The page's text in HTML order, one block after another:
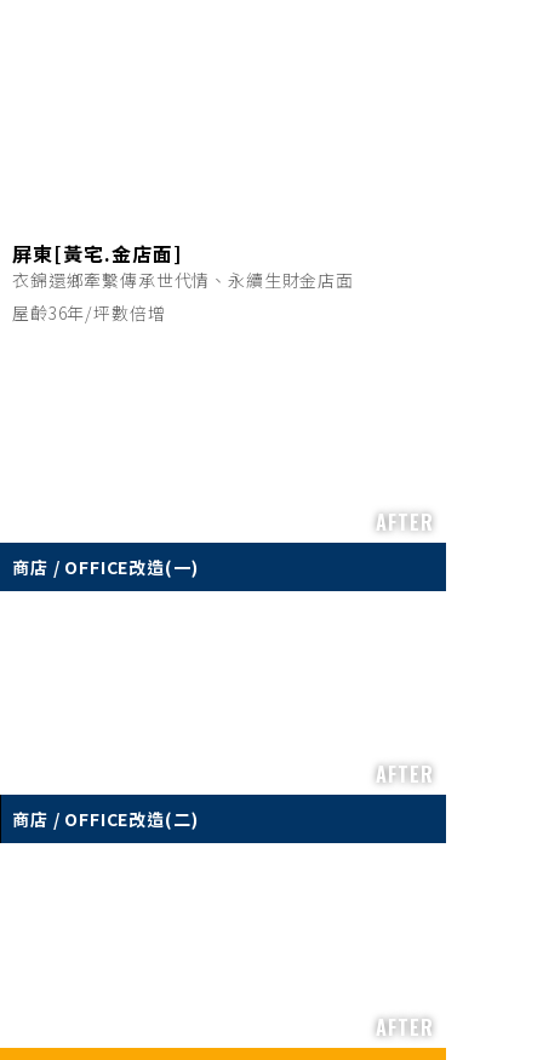
屏東[黃宅.金店面]
衣錦還鄉牽繫傳承世代情、永續生財金店面
屋齡36年/坪數倍增
AFTER
商店 / OFFICE改造(一)
AFTER
商店 / OFFICE改造(二)
AFTER